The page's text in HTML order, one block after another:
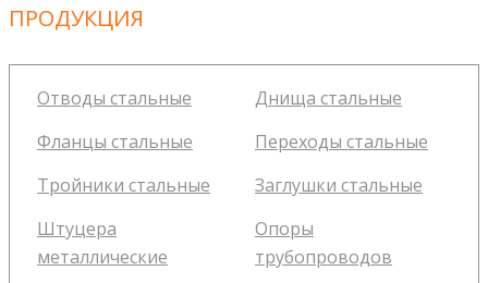
ПРОДУКЦИЯ
Отводы стальные
Днища стальные
Фланцы стальные
Переходы стальные
Тройники стальные
Заглушки стальные
Штуцера
металлические
Опоры
трубопроводов